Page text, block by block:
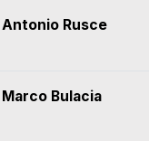
Antonio Rusce
Marco Bulacia